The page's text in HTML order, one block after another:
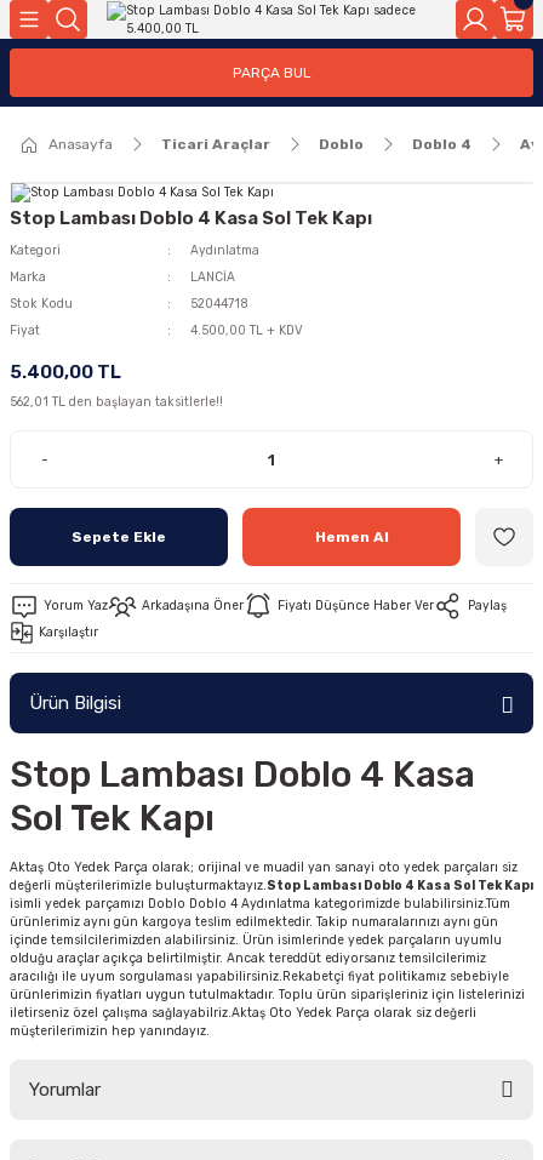
Geri Dön
Geri Dön
PARÇA BUL
Anasayfa Ticari Araçlar Doblo Doblo 4
Stop Lambası Doblo 4 Kasa Sol Tek Kapı
Kategori
Aydınlatma
Marka
LANCİA
Stok Kodu
52044718
Fiyat
4.500,00 TL + KDV
5.400,00 TL
562,01 TL den başlayan taksitlerle!!
- +
Sepete Ekle Hemen Al
Yorum Yaz Arkadaşına Öner Fiyatı Düşünce Haber Ver
Paylaş
Karşılaştır
Ürün Bilgisi
Stop Lambası Doblo 4 Kasa
Sol Tek Kapı
Aktaş Oto Yedek Parça olarak; orijinal ve muadil yan sanayi oto yedek parçaları siz
değerli müşterilerimizle buluşturmaktayız.Stop Lambası Doblo 4 Kasa Sol Tek Kapı
isimli yedek parçamızı Doblo Doblo 4 Aydınlatma kategorimizde bulabilirsiniz.Tüm
ürünlerimiz aynı gün kargoya teslim edilmektedir. Takip numaralarınızı aynı gün
içinde temsilcilerimizden alabilirsiniz. Ürün isimlerinde yedek parçaların uyumlu
olduğu araçlar açıkça belirtilmiştir. Ancak tereddüt ediyorsanız temsilcilerimiz
aracılığı ile uyum sorgulaması yapabilirsiniz.Rekabetçi fiyat politikamız sebebiyle
ürünlerimizin fiyatları uygun tutulmaktadır. Toplu ürün siparişleriniz için listelerinizi
iletirseniz özel çalışma sağlayabilriz.Aktaş Oto Yedek Parça olarak siz değerli
müşterilerimizin hep yanındayız.
Yorumlar